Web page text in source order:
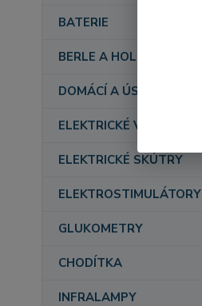
BATERIE
BERLE A HOLE
DOMÁCÍ A ÚSTAVNÍ PÉČE
ELEKTRICKÉ VOZÍKY
ELEKTRICKÉ SKÚTRY
ELEKTROSTIMULÁTORY
GLUKOMETRY
CHODÍTKA
INFRALAMPY